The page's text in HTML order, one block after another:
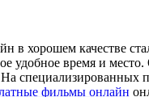
хорошем качестве
удобное время и
фильмы онлайн